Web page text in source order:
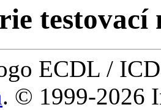
testovací
ECDL /
. © 1999-2026